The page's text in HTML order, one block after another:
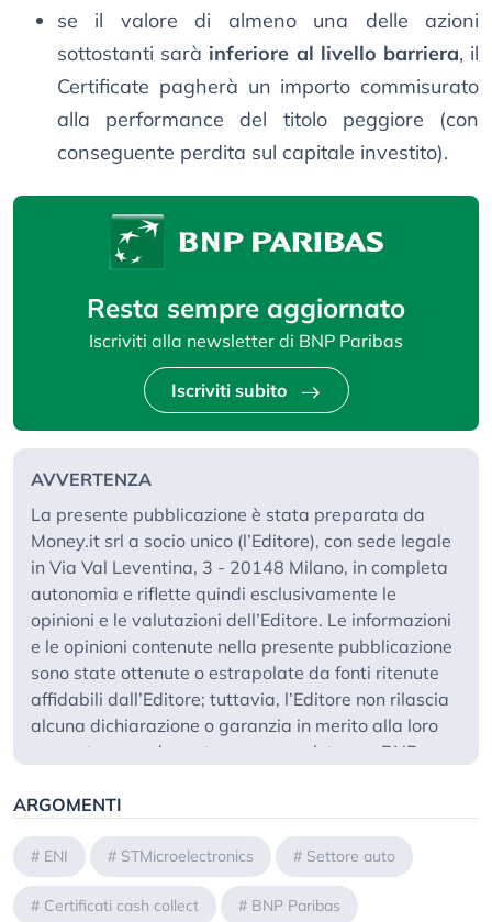
se il valore di almeno una delle azioni
sottostanti sarà inferiore al livello barriera, il
Certificate pagherà un importo commisurato
alla performance del titolo peggiore (con
conseguente perdita sul capitale investito).
Resta sempre aggiornato
Iscriviti alla newsletter di BNP Paribas
Iscriviti subito
AVVERTENZA
La presente pubblicazione è stata preparata da
Money.it srl a socio unico (l’Editore), con sede legale
in Via Val Leventina, 3 - 20148 Milano, in completa
autonomia e riflette quindi esclusivamente le
opinioni e le valutazioni dell’Editore. Le informazioni
e le opinioni contenute nella presente pubblicazione
sono state ottenute o estrapolate da fonti ritenute
affidabili dall’Editore; tuttavia, l’Editore non rilascia
alcuna dichiarazione o garanzia in merito alla loro
accuratezza, adeguatezza o completezza. BNP
assumono alcuna responsabilità per il relativo
e le performance passate, i prezzi stimati, gli esempi
dei potenziali ricavi o le valutazioni hanno valore
meramente illustrativo/informativo, senza alcuna
ARGOMENTI
# ENI # STMicroelectronics # Settore auto
# Certificati cash collect # BNP Paribas